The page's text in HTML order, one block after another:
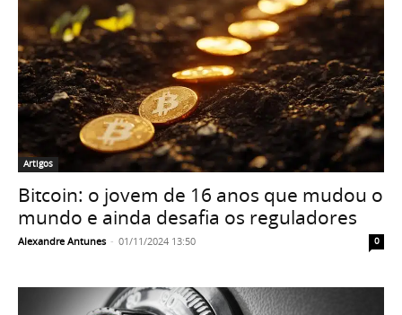
Artigos
Bitcoin: o jovem de 16 anos que mudou o
mundo e ainda desafia os reguladores
Alexandre Antunes - 01/11/2024 13:50 0